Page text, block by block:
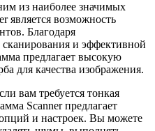
из наиболее значимых
является возможность
Благодаря
и эффективной
предлагает высокую
для качества изображения.
вам требуется тонкая
Scanner предлагает
и настроек. Вы можете